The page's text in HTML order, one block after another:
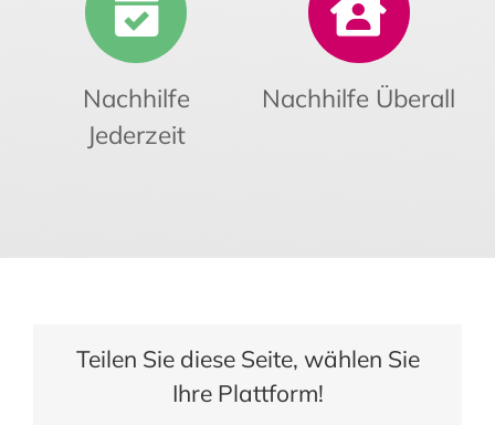
Nachhilfe
Jederzeit
Nachhilfe Überall
Teilen Sie diese Seite, wählen Sie
Ihre Plattform!